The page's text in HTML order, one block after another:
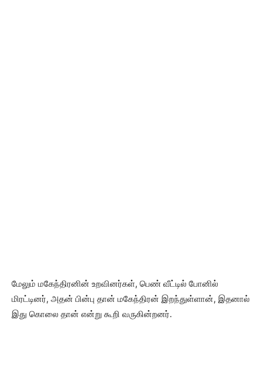
மேலும் மகேந்திரனின் உறவினர்கள், பெண் வீட்டில் போனில்
மிரட்டினர், அதன் பின்பு தான் மகேந்திரன் இறந்துள்ளான், இதனால்
இது கொலை தான் என்று கூறி வருகின்றனர்.